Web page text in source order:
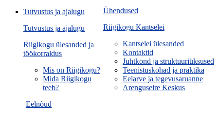
Ühendused
Riigikogu Kantselei
Kantselei ülesanded
Kontaktid
Juhtkond ja struktuuriüksused
Teenistuskohad ja praktika
Eelarve ja tegevusaruanne
Arenguseire Keskus
Eelnõud
Tutvustus ja ajalugu
Tutvustus ja ajalugu
Riigikogu ülesanded ja
töökorraldus
Mis on Riigikogu?
Mida Riigikogu
teeb?